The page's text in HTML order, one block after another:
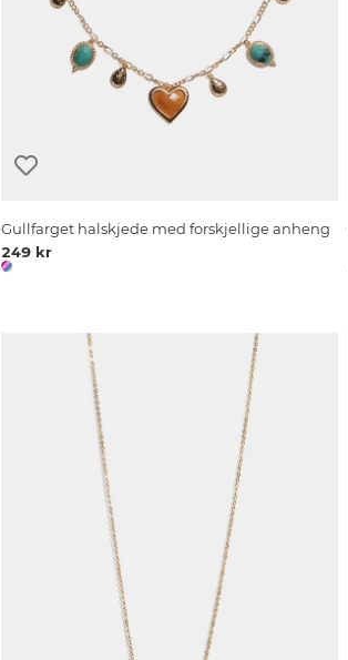
Gullfarget halskjede med forskjellige anheng
249 kr